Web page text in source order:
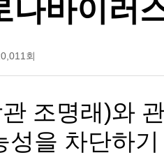
나바이러
회
조명래)와
성을 차단하